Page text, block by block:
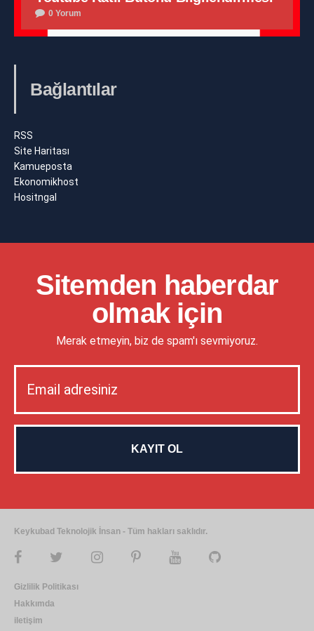
0 Yorum
Bağlantılar
RSS
Site Haritası
Kamueposta
Ekonomikhost
Hositngal
Sitemden haberdar
olmak için
Merak etmeyin, biz de spam'ı sevmiyoruz.
Keykubad Teknolojik İnsan - Tüm hakları saklıdır.
Gizlilik Politikası
Hakkımda
iletişim